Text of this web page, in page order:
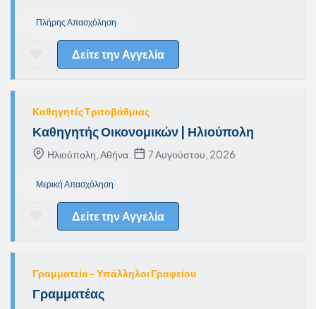
Πλήρης Απασχόληση
Δείτε την Αγγελία
Καθηγητές Τριτοβάθμιας
Καθηγητής Οικονομικών | Ηλιούπολη
Ηλιούπολη, Αθήνα 7 Αυγούστου, 2026
Μερική Απασχόληση
Δείτε την Αγγελία
Γραμματεία - Υπάλληλοι Γραφείου
Γραμματέας